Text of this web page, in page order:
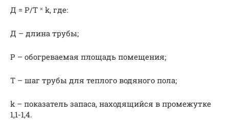
Д = Р/Т ˟ k, где:
Д – длина трубы;
Р – обогреваемая площадь помещения;
Т – шаг трубы для теплого водяного пола;
k – показатель запаса, находящийся в промежутке
1,1-1,4.